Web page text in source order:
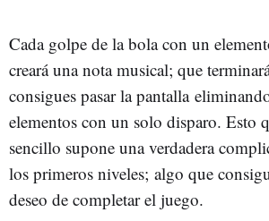
Cada golpe de la bola con un
creará una nota musical; que
consigues pasar la pantalla
elementos con un solo disparo. Esto
sencillo supone una verdadera
los primeros niveles; algo que
deseo de completar el juego.